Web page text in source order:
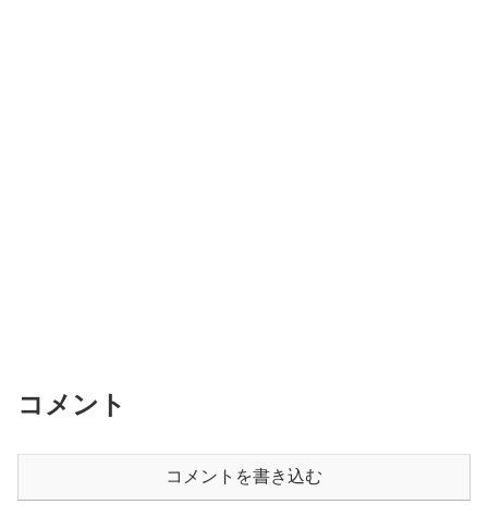
コメント
コメントを書き込む